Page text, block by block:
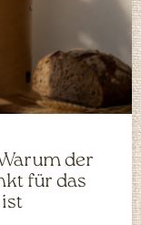
der
für das
ist